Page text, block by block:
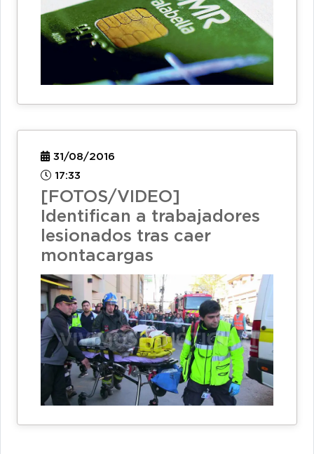
31/08/2016
17:33
[FOTOS/VIDEO]
Identifican a trabajadores
lesionados tras caer
montacargas